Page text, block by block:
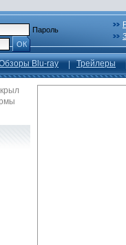
Пароль
ОК
Blu-ray Трейлеры